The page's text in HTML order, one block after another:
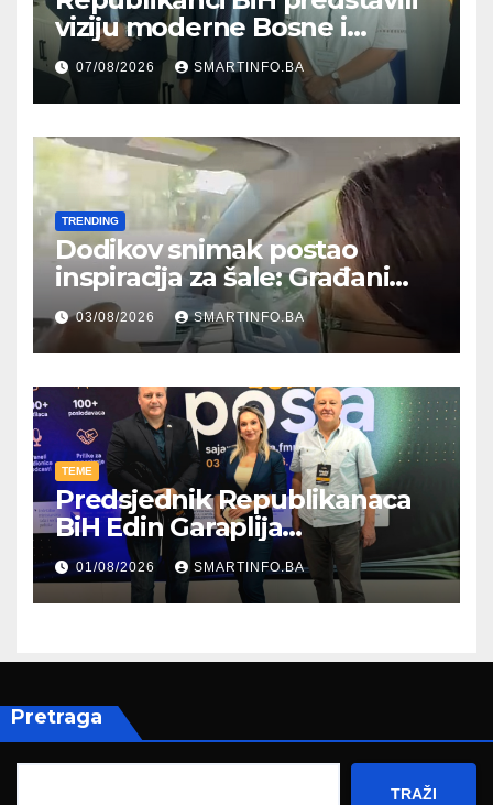
viziju moderne Bosne i
Hercegovine ambasadoru
Njemačke
07/08/2026 SMARTINFO.BA
TRENDING
Dodikov snimak postao
inspiracija za šale: Građani
kroz parodiju poslali poruku
03/08/2026 SMARTINFO.BA
TEME
Predsjednik Republikanaca
BiH Edin Garaplija
prisustvovao prezentaciji
Federalnog sajma
zapošljavanja
01/08/2026 SMARTINFO.BA
Pretraga
TRAŽI